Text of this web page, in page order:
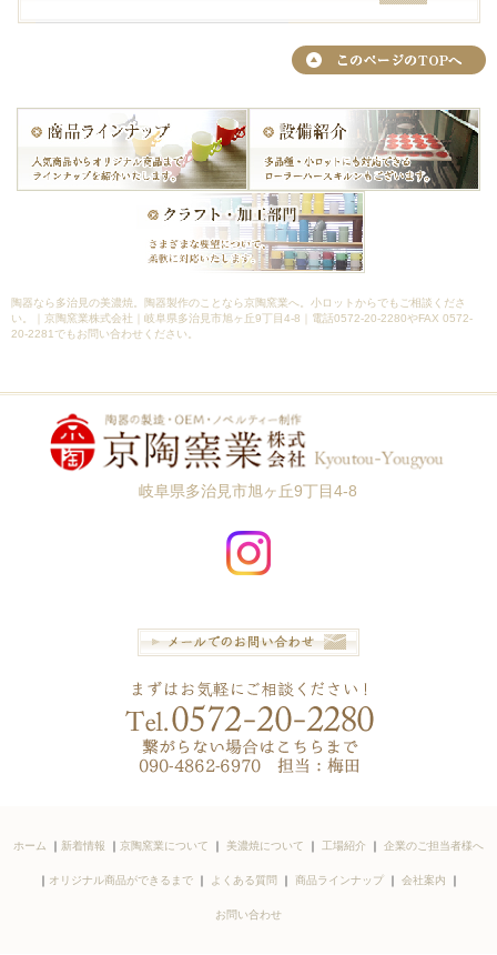
陶器なら多治見の美濃焼。陶器製作のことなら京陶窯業へ。小ロットからでもご相談くださ
い。｜京陶窯業株式会社｜岐阜県多治見市旭ヶ丘9丁目4-8｜電話0572-20-2280やFAX 0572-
20-2281でもお問い合わせください。
岐阜県多治見市旭ヶ丘9丁目4-8
ホーム 新着情報 京陶窯業について 美濃焼について 工場紹介 企業のご担当者様へ
オリジナル商品ができるまで｜ よくある質問 商品ラインナップ｜ 会社案内
お問い合わせ